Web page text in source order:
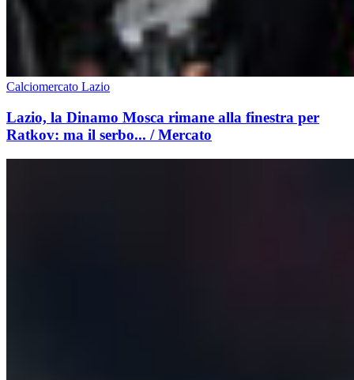
Calciomercato Lazio
Lazio, la Dinamo Mosca rimane alla finestra per
Ratkov: ma il serbo... / Mercato